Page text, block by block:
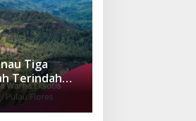
Tiga
Terindah